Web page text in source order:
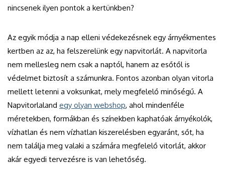
nincsenek ilyen pontok a kertünkben?
Az egyik módja a nap elleni védekezésnek egy árnyékmentes
kertben az az, ha felszerelünk egy napvitorlát. A napvitorla
nem mellesleg nem csak a naptól, hanem az esőtől is
védelmet biztosít a számunkra. Fontos azonban olyan vitorla
mellett letenni a voksunkat, mely megfelelő minőségű. A
Napvitorlaland egy olyan webshop, ahol mindenféle
méretekben, formákban és színekben kaphatóak árnyékolók,
vízhatlan és nem vízhatlan kiszerelésben egyaránt, sőt, ha
nem találja meg valaki a számára megfelelő vitorlát, akkor
akár egyedi tervezésre is van lehetőség.